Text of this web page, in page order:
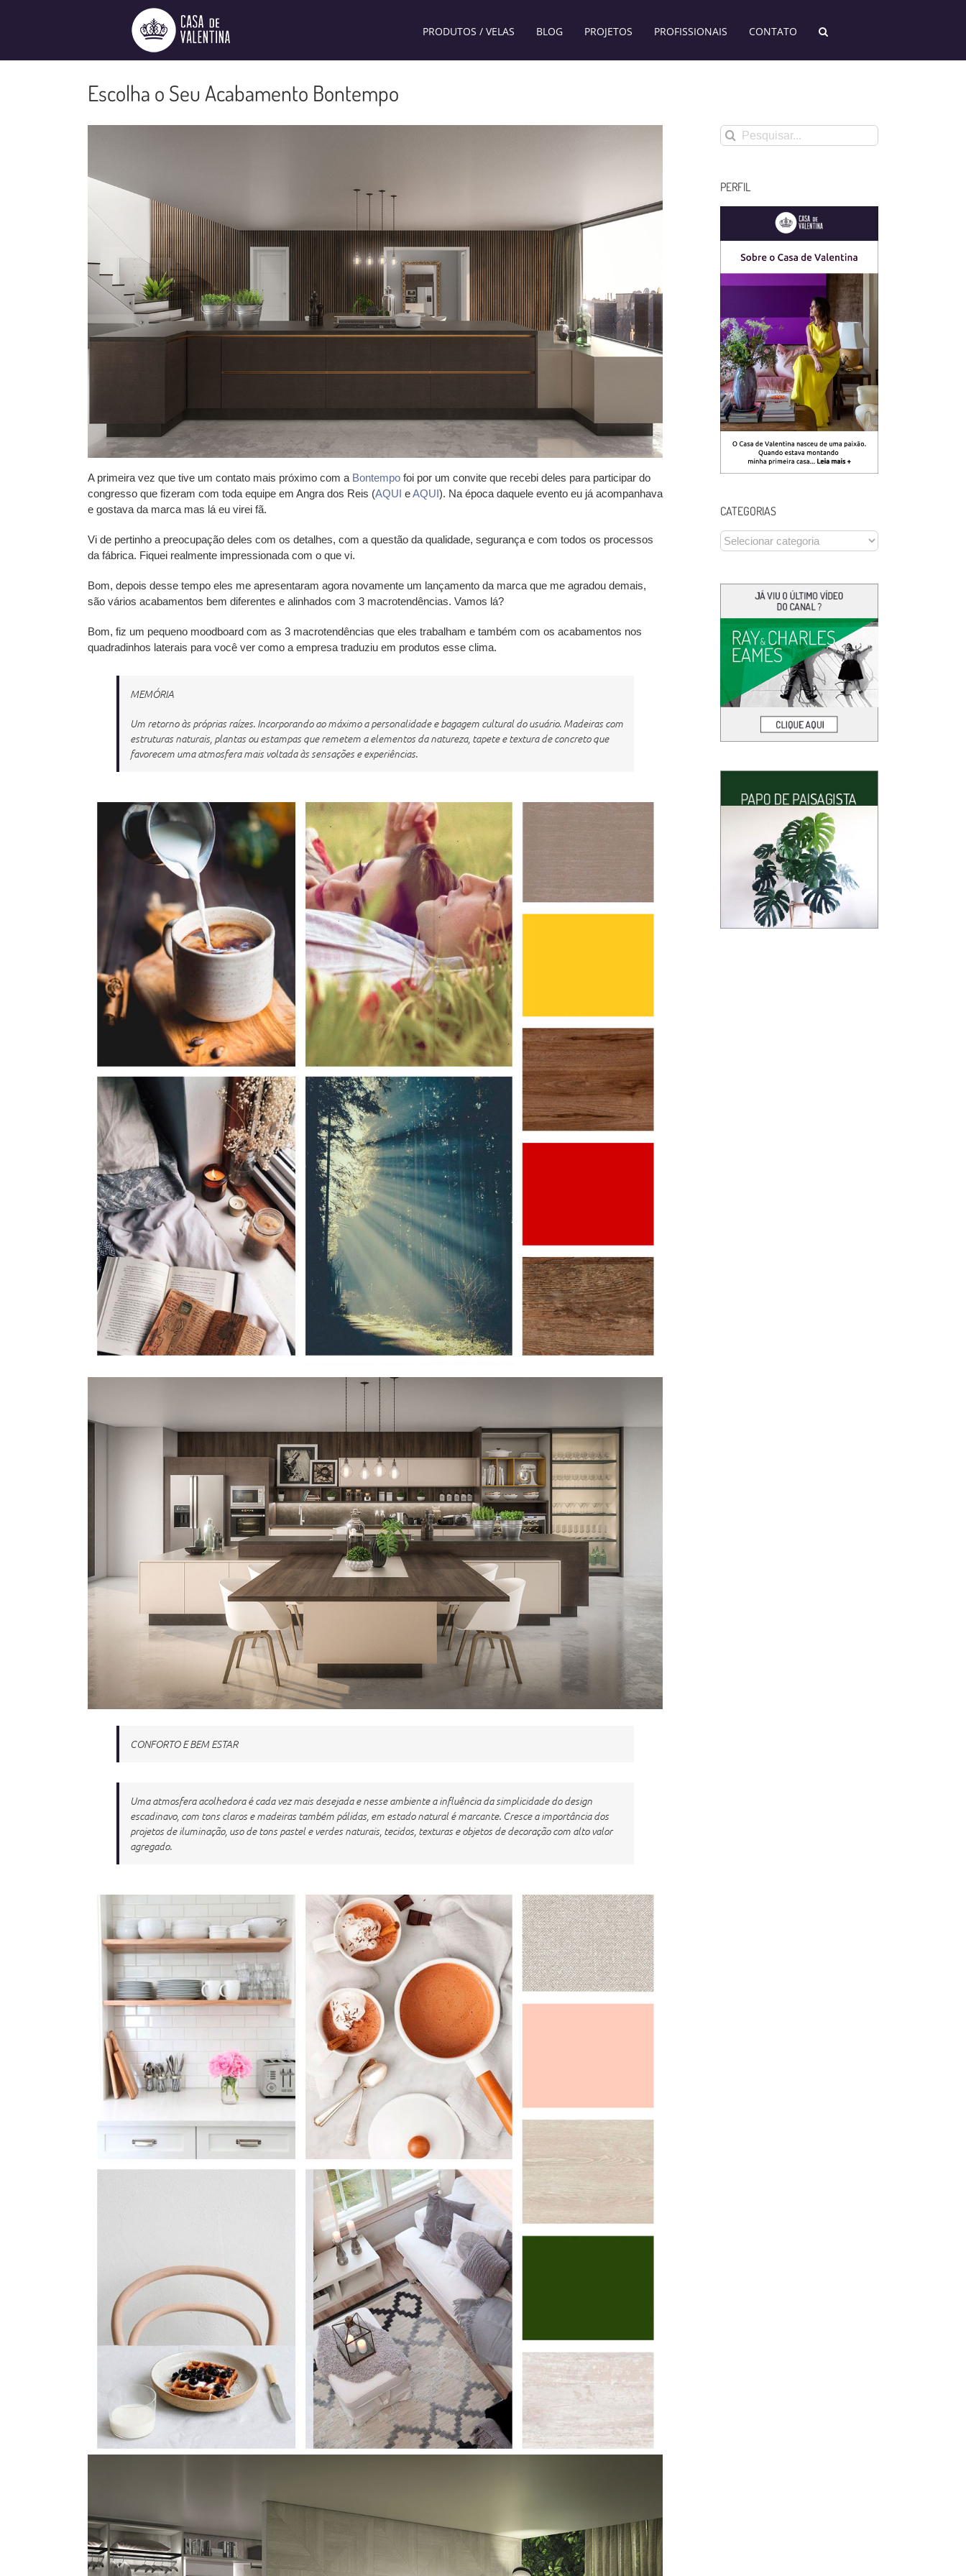
PRODUTOS / VELAS BLOG PROJETOS PROFISSIONAIS CONTATO
Escolha o Seu Acabamento Bontempo
A primeira vez que tive um contato mais próximo com a Bontempo foi por um convite que recebi deles para participar do
congresso que fizeram com toda equipe em Angra dos Reis (AQUI eAQUI). Na época daquele evento eu já acompanhava
e gostava da marca mas lá eu virei fã.
Vi de pertinho a preocupação deles com os detalhes, com a questão da qualidade, segurança e com todos os processos
da fábrica. Fiquei realmente impressionada com o que vi.
Bom, depois desse tempo eles me apresentaram agora novamente um lançamento da marca que me agradou demais,
são vários acabamentos bem diferentes e alinhados com 3 macrotendências. Vamos lá?
Bom, fiz um pequeno moodboard com as 3 macrotendências que eles trabalham e também com os acabamentos nos
quadradinhos laterais para você ver como a empresa traduziu em produtos esse clima.
MEMÓRIA
Um retorno às próprias raízes. Incorporando ao máximo a personalidade e bagagem cultural do usuário. Madeiras com
estruturas naturais, plantas ou estampas que remetem a elementos da natureza, tapete e textura de concreto que
favorecem uma atmosfera mais voltada às sensações e experiências.
CONFORTO E BEM ESTAR
Uma atmosfera acolhedora é cada vez mais desejada e nesse ambiente a influência da simplicidade do design
escadinavo, com tons claros e madeiras também pálidas, em estado natural é marcante. Cresce a importância dos
projetos de iluminação, uso de tons pastel e verdes naturais, tecidos, texturas e objetos de decoração com alto valor
agregado.
Buscar
resultados
PERFIL
CATEGORIAS
CATEGORIAS